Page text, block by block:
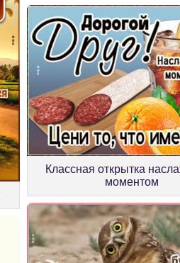
Классная открытка
моментом